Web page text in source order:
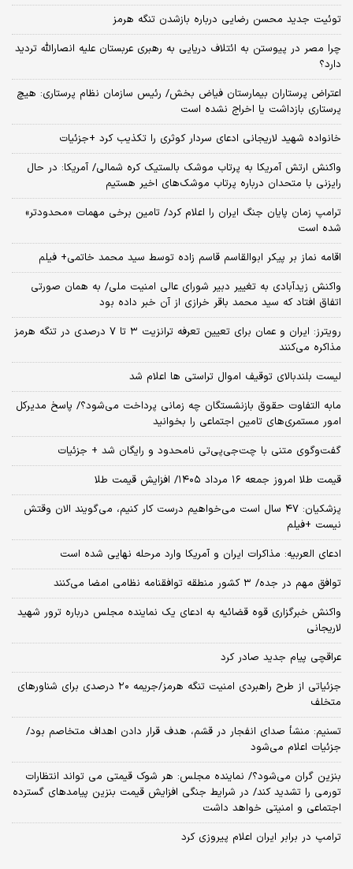
توئیت جدید محسن رضایی درباره بازشدن تنگه هرمز
چرا مصر در پیوستن به ائتلاف دریایی به رهبری عربستان علیه انصارالله تردید
دارد؟
اعتراض پرستاران بیمارستان فیاض بخش/ رئیس سازمان نظام پرستاری: هیچ
پرستاری بازداشت یا اخراج نشده است
خانواده شهید لاریجانی ادعای سردار کوثری را تکذیب کرد +جزئیات
واکنش ارتش آمریکا به پرتاب موشک بالستیک کره شمالی/ آمریکا: در حال
رایزنی با متحدان درباره پرتاب موشک‌های اخیر هستیم
ترامپ زمان پایان جنگ ایران را اعلام کرد/ تامین برخی مهمات «محدودتر»
شده است
اقامه نماز بر پیکر ابوالقاسم قاسم زاده توسط سید محمد خاتمی+ فیلم
واکنش زیدآبادی به تغییر دبیر شورای عالی امنیت ملی/ به همان صورتی
اتفاق افتاد که سید محمد باقر خرازی از آن خبر داده بود
رویترز: ایران و عمان برای تعیین تعرفه ترانزیت ۳ تا ۷ درصدی در تنگه هرمز
مذاکره می‌کنند
لیست بلندبالای توقیف اموال تراستی ها اعلام شد
مابه التفاوت حقوق بازنشستگان چه زمانی پرداخت می‌شود؟/ پاسخ مدیرکل
امور مستمری‌های تامین اجتماعی را بخوانید
گفت‌وگوی متنی با چت‌جی‌پی‌تی نامحدود و رایگان شد + جزئیات
قیمت طلا امروز جمعه ۱۶ مرداد ۱۴۰۵/ افزایش قیمت طلا
پزشکیان: ۴۷ سال است می‌خواهیم درست کار کنیم، می‌گویند الان وقتش
نیست +فیلم
ادعای العربیه: مذاکرات ایران و آمریکا وارد مرحله نهایی شده است
توافق مهم در جده/ ۳ کشور منطقه توافقنامه نظامی امضا می‌کنند
واکنش خبرگزاری قوه قضائیه به ادعای یک نماینده مجلس درباره ترور شهید
لاریجانی
عراقچی پیام جدید صادر کرد
جزئیاتی از طرح راهبردی امنیت تنگه هرمز/جریمه ۲۰ درصدی برای شناورهای
متخلف
تسنیم: منشأ صدای انفجار در قشم، هدف قرار دادن اهداف متخاصم بود/
جزئیات اعلام می‌شود
بنزین گران می‌شود؟/ نماینده مجلس: هر شوک قیمتی می تواند انتظارات
تورمی را تشدید کند/ در شرایط جنگی افزایش قیمت بنزین پیامدهای گسترده
اجتماعی و امنیتی خواهد داشت
ترامپ در برابر ایران اعلام پیروزی کرد